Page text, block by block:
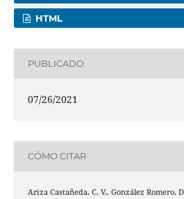
HTML
PUBLICADO
07/26/2021
CÓMO CITAR
Ariza Castañeda, C. V., González Romero,